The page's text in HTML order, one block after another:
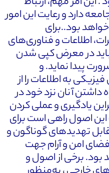
دارد و رعایت این امور
بود..برای
اطلاعات و فناوری‌های
در معرض کپی شدن
پیدا نماید. و
به اطلاعات را از
داشتن آنان نزد خود در
یادگیری و عملی کردن
اصول راهی است برای
تهدیدهای گوناگون و
امن و آرام جهت
بود. برخی از اصول و